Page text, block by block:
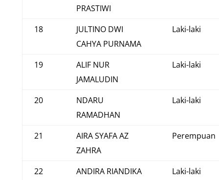
PRASTIWI
18
JULTINO DWI
CAHYA PURNAMA
Laki-laki
19
ALIF NUR
JAMALUDIN
Laki-laki
20
NDARU
RAMADHAN
Laki-laki
21
AIRA SYAFA AZ
ZAHRA
Perempuan
22
ANDIRA RIANDIKA
Laki-laki